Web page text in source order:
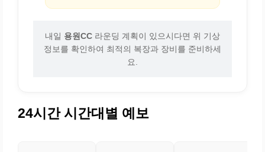
내일 용원CC 라운딩 계획이 있으시다면 위 기상
정보를 확인하여 최적의 복장과 장비를 준비하세
요.
24시간 시간대별 예보